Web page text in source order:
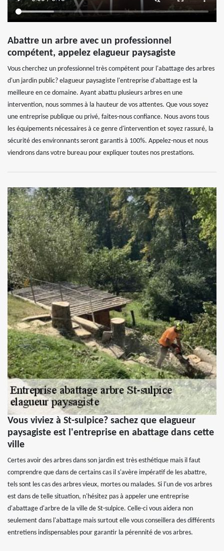
Abattre un arbre avec un professionnel
compétent, appelez elagueur paysagiste
Vous cherchez un professionnel très compétent pour l'abattage des arbres
d'un jardin public? elagueur paysagiste l'entreprise d'abattage est la
meilleure en ce domaine. Ayant abattu plusieurs arbres en une
intervention, nous sommes à la hauteur de vos attentes. Que vous soyez
une entreprise publique ou privé, faites-nous confiance. Nous avons tous
les équipements nécessaires à ce genre d'intervention et soyez rassuré, la
sécurité des environnants seront garantis à 100%. Appelez-nous et nous
viendrons dans votre bureau pour expliquer toutes nos prestations.
Vous viviez à St-sulpice? sachez que elagueur
paysagiste est l'entreprise en abattage dans cette
ville
Certes avoir des arbres dans son jardin est très esthétique mais il faut
comprendre que dans de certains cas il s'avère impératif de les abattre,
tels sont les cas des arbres vieux, mortes ou malades. Si l'un de vos arbres
est dans de telle situation, n'hésitez pas à appeler une entreprise
d'abattage d'arbre de la ville de St-sulpice. Celle-ci vous aidera non
seulement dans l'abattage mais surtout elle vous conseillera des différents
entretiens indispensables pour garantir la pérennité de vos arbres.